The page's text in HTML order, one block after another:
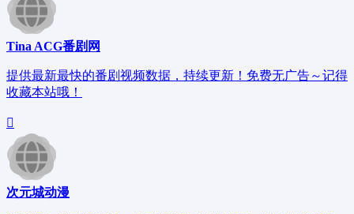
Tina ACG番剧网
提供最新最快的番剧视频数据，持续更新！免费无广告～记得
收藏本站哦！
次元城动漫